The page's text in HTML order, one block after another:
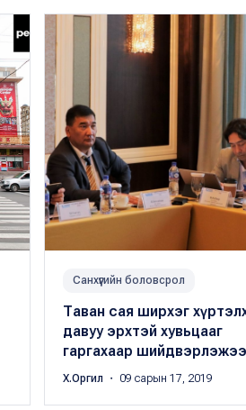
Санхүүгийн боловсрол
Таван сая ширхэг
давуу эрхтэй хувьцааг
гаргахаар шийдвэрлэжээ
Х.Оргил ・ 09 сарын 17, 2019